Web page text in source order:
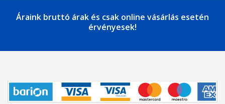
Áraink bruttó árak és csak online vásárlás esetén
érvényesek!